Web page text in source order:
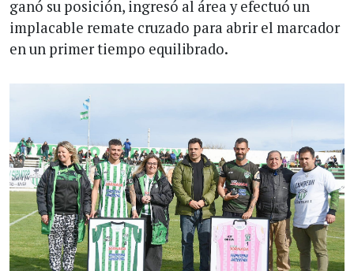
ganó su posición, ingresó al área y efectuó un
implacable remate cruzado para abrir el marcador
en un primer tiempo equilibrado.